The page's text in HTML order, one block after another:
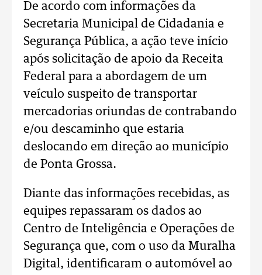
De acordo com informações da
Secretaria Municipal de Cidadania e
Segurança Pública, a ação teve início
após solicitação de apoio da Receita
Federal para a abordagem de um
veículo suspeito de transportar
mercadorias oriundas de contrabando
e/ou descaminho que estaria
deslocando em direção ao município
de Ponta Grossa.
Diante das informações recebidas, as
equipes repassaram os dados ao
Centro de Inteligência e Operações de
Segurança que, com o uso da Muralha
Digital, identificaram o automóvel ao